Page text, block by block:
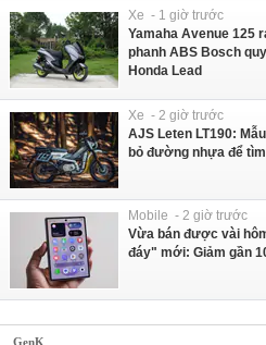
Xe - 1 giờ trước
Yamaha Avenue 125
phanh ABS Bosch
Honda Lead
Xe - 2 giờ trước
AJS Leten LT190:
bỏ đường nhựa để
Mobile - 2 giờ trước
Vừa bán được vài
đáy" mới: Giảm gần
GenK